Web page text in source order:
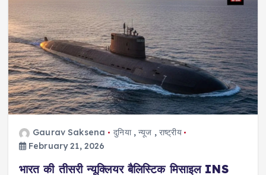
Gaurav Saksena दुनिया,न्यूज ,राष्ट्रीय
February 21, 2026
भारत की तीसरी न्यूक्लियर बैलिस्टिक मिसाइल INS